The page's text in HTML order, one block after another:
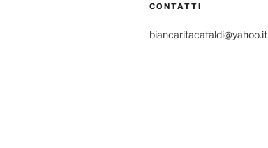
CONTATTI
biancaritacataldi@yahoo.it